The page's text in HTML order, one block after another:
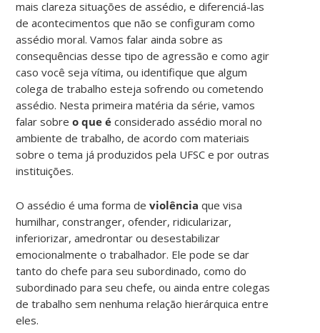
mais clareza situações de assédio, e diferenciá-las
de acontecimentos que não se configuram como
assédio moral. Vamos falar ainda sobre as
consequências desse tipo de agressão e como agir
caso você seja vítima, ou identifique que algum
colega de trabalho esteja sofrendo ou cometendo
assédio. Nesta primeira matéria da série, vamos
falar sobreo que é considerado assédio moral no
ambiente de trabalho, de acordo com materiais
sobre o tema já produzidos pela UFSC e por outras
instituições.
O assédio é uma forma deviolência que visa
humilhar, constranger, ofender, ridicularizar,
inferiorizar, amedrontar ou desestabilizar
emocionalmente o trabalhador. Ele pode se dar
tanto do chefe para seu subordinado, como do
subordinado para seu chefe, ou ainda entre colegas
de trabalho sem nenhuma relação hierárquica entre
eles.